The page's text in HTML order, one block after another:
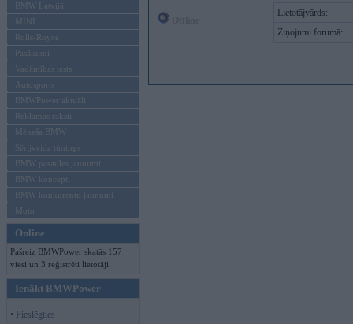
BMW Latvijā
MINI
Rolls-Royce
Pasākumi
Vadāmības tests
Autosports
BMWPower aktuāli
Reklāmas raksti
Mēneša BMW
Sērijveida tūnings
BMW pasaules jaunumi
BMW koncepti
BMW konkurentu jaunumi
Moto
Online
Pašreiz BMWPower skatās 157
viesi un 3 reģistrēti lietotāji.
Ienākt BMWPower
• Pieslēgties
Lietotājvārds:
Ziņojumi forumā: